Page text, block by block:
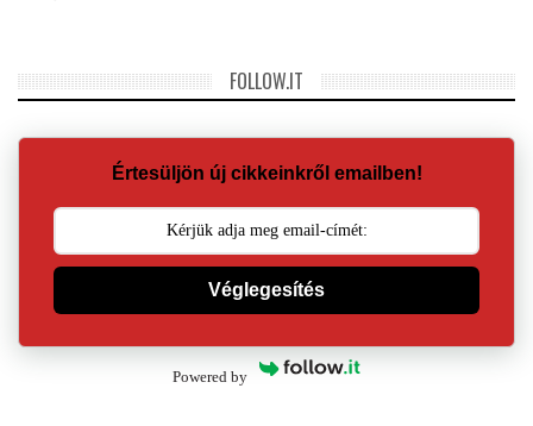
FOLLOW.IT
Értesüljön új cikkeinkről emailben!
Véglegesítés
Powered by